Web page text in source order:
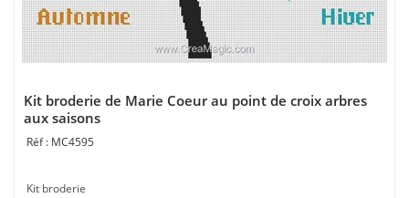
Kit broderie de Marie Coeur au point de croix arbres
aux saisons
MC4595
Kit broderie